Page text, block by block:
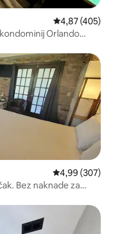
Prosječna
4,87 (405)
Orlando
Prosječna
4,99 (307)
Bez naknade za